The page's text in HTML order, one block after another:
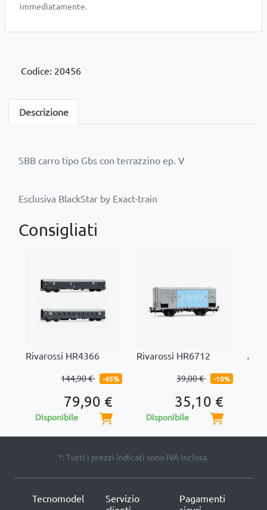
immediatamente.
Codice: 20456
Descrizione
Consigliati
Rivarossi HR4366
144,90 € -45%
79,90 €
Disponibile
Rivarossi HR6712
39,00 € -10%
35,10 €
Disponibile
*: Tutti i prezzi indicati sono IVA inclusa.
Tecnomodel
Servizio
Pagamenti